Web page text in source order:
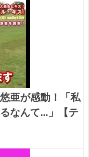
亜が感動！「私
なんて…」【テ